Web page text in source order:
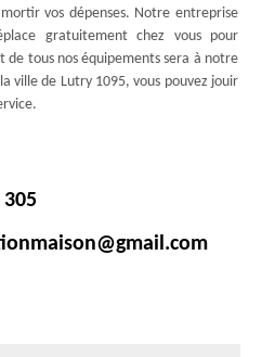
vos dépenses. Notre entreprise
gratuitement chez vous pour
tous nos équipements sera à notre
ville de Lutry 1095, vous pouvez jouir
305